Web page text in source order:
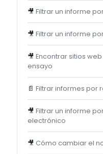
🎥 Filtrar un informe
🎥 Filtrar un informe
🎥 Encontrar sitios
ensayo
📄 Filtrar informes por
🎥 Filtrar un informe
electrónico
🎥 Cómo cambiar el